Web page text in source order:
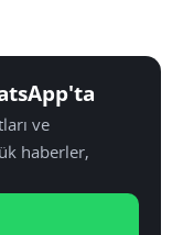
ve
haberler,